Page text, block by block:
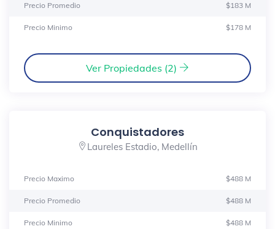
Precio Promedio $183 M
Precio Minimo $178 M
Ver Propiedades (2)
Conquistadores
Laureles Estadio, Medellín
Precio Maximo $488 M
Precio Promedio $488 M
Precio Minimo $488 M